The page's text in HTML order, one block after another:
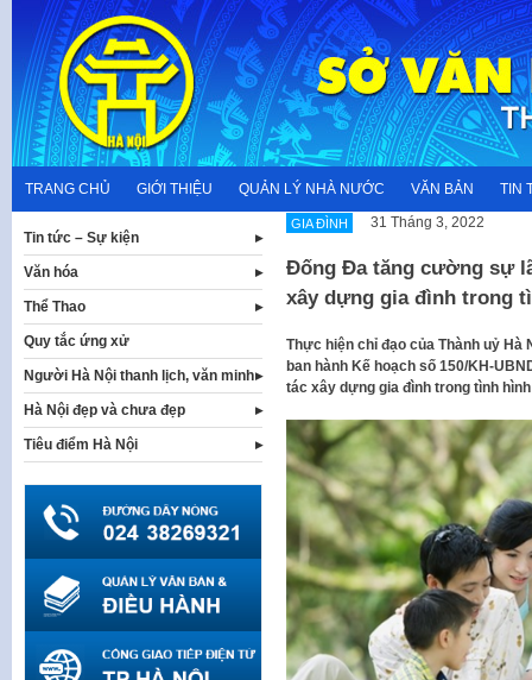
content
TRANG CHỦ GIỚI THIỆU QUẢN LÝ NHÀ NƯỚC VĂN BẢN TIN
GIA ĐÌNH 31 Tháng 3, 2022
Đống Đa tăng cường sự
xây dựng gia đình trong
Thực hiện chỉ đạo của Thành uỷ Hà
ban hành Kế hoạch số 150/KH-
tác xây dựng gia đình trong tình
Tin tức – Sự kiện
Văn hóa
Thể Thao
Quy tắc ứng xử
Người Hà Nội thanh lịch, văn minh
Hà Nội đẹp và chưa đẹp
Tiêu điểm Hà Nội